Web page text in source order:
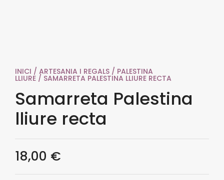
INICI / ARTESANIA I REGALS / PALESTINA
LLIURE / SAMARRETA PALESTINA LLIURE RECTA
Samarreta Palestina
lliure recta
18,00 €